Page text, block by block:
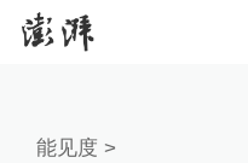
能见度 >